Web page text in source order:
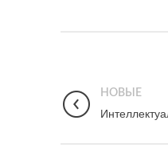
НОВЫЕ